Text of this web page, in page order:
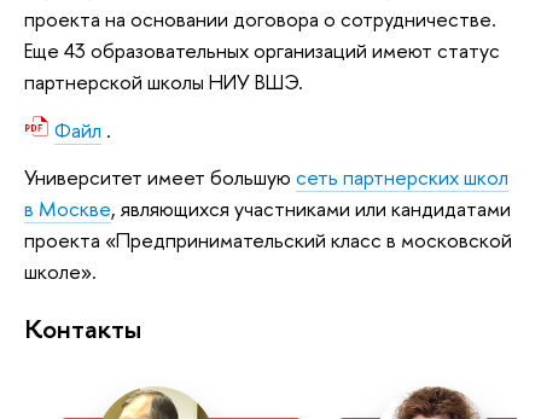
проекта на основании договора о сотрудничестве.
Еще 43 образовательных организаций имеют статус
партнерской школы НИУ ВШЭ.
Файл .
Университет имеет большую сеть партнерских школ
в Москве, являющихся участниками или кандидатами
проекта «Предпринимательский класс в московской
школе».
Контакты